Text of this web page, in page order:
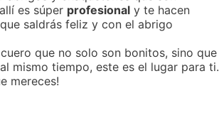
es súper profesional y te hacen
saldrás feliz y con el abrigo
que no solo son bonitos, sino que
mismo tiempo, este es el lugar para ti.
mereces!